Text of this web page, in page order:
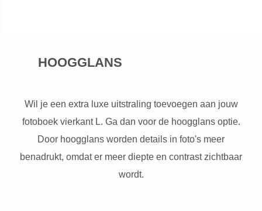
HOOGGLANS
Wil je een extra luxe uitstraling toevoegen aan jouw
fotoboek vierkant L. Ga dan voor de hoogglans optie.
Door hoogglans worden details in foto's meer
benadrukt, omdat er meer diepte en contrast zichtbaar
wordt.